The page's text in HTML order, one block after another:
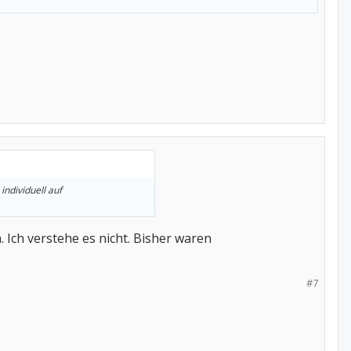
auf
verstehe es nicht. Bisher waren
#7